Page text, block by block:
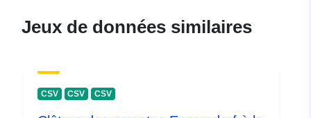
Jeux de données similaires
CSV CSV CSV